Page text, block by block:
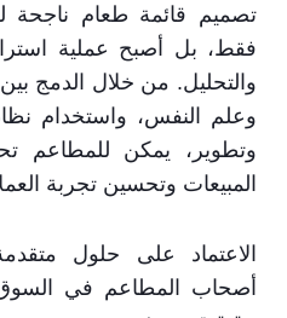
تصميم قائمة طعام ناجحة
فقط، بل أصبح عملية
والتحليل. من خلال الدمج
وعلم النفس، واستخدام
وتطوير، يمكن للمطاعم
المبيعات وتحسين تجربة
الاعتماد على حلول
أصحاب المطاعم في السوق